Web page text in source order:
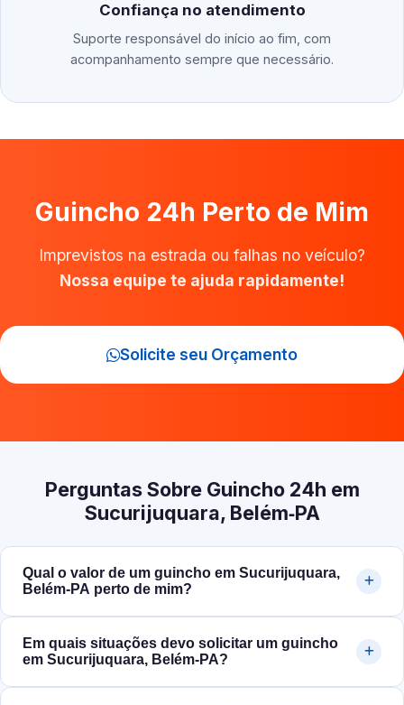
Confiança no atendimento
Suporte responsável do início ao fim, com
acompanhamento sempre que necessário.
Guincho 24h Perto de Mim
Imprevistos na estrada ou falhas no veículo?
Nossa equipe te ajuda rapidamente!
Solicite seu Orçamento
Perguntas Sobre Guincho 24h em
Sucurijuquara, Belém‑PA
Qual o valor de um guincho em Sucurijuquara,
Belém‑PA perto de mim?
Em quais situações devo solicitar um guincho
em Sucurijuquara, Belém‑PA?